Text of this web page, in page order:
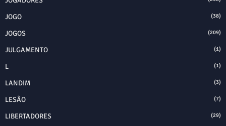
JOGO (38)
JOGOS (209)
JULGAMENTO (1)
L (1)
LANDIM (3)
LESÃO (7)
LIBERTADORES (29)